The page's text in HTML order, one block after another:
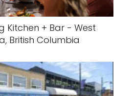
Kitchen + Bar - West
British Columbia